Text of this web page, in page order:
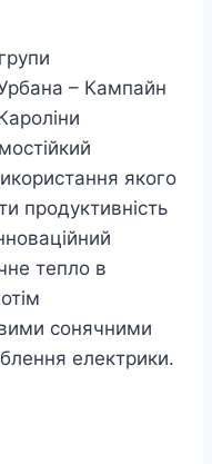
– Кампайн
якого
продуктивність
тепло в
сонячними
електрики.